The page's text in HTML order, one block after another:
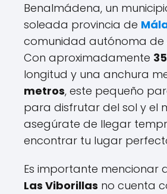
Benalmádena, un
soleada provincia de
comunidad autónoma de
Con aproximadamente
longitud y una anchura
metros, este pequeño
para disfrutar del sol y el
asegúrate de llegar
encontrar tu lugar
Es importante mencionar
Las Viborillas no cuenta